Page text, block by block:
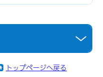
トップページへ戻る